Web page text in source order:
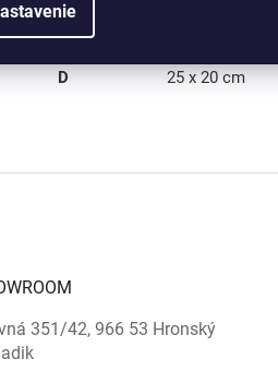
A
B
D
25 x 20 cm
351/42, 966 53 Hronský